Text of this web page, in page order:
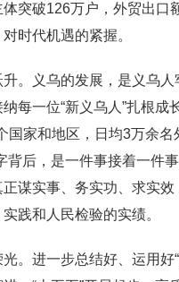
突破126万户，外贸出口
时代机遇的紧握。
义乌的发展，是义乌人
每一位“新义乌人”扎根成
国家和地区，日均3万余名
背后，是一件事接着一件
谋实事、务实功、求实
践和人民检验的实绩。
进一步总结好、运用好“